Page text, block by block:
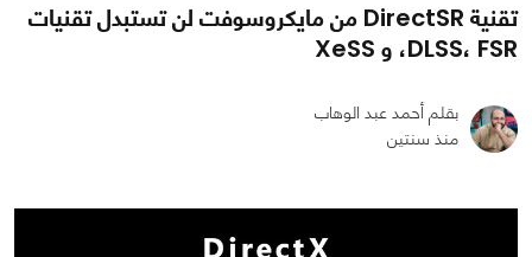
0
تقنية DirectSR من مايكروسوفت لن تستبدل تقنيات
DLSS، FSR، و XeSS
بقلم أحمد عبد الوهاب
منذ سنتين